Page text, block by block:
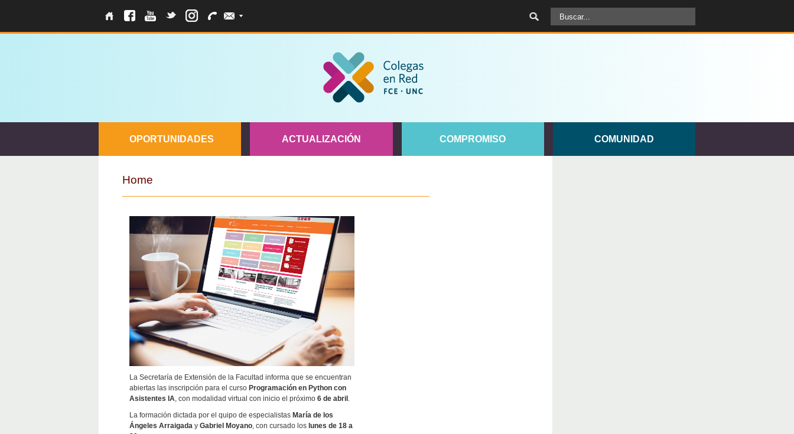
OPORTUNIDADES ACTUALIZACIÓN COMPROMISO COMUNIDAD
Home
La Secretaría de Extensión de la Facultad informa que se encuentran
abiertas las inscripción para el curso Programación en Python con
Asistentes IA, con modalidad virtual con inicio el próximo 6 de abril .
La formación dictada por el quipo de especialistas María de los
Ángeles Arraigada y Gabriel Moyano, con cursado los lunes de 18 a